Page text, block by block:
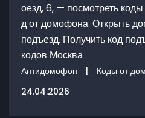
оезд, 6, — посмотреть
д от домофона. Открыть
подъезд. Получить код
кодов Москва
Антидомофон | Коды от
24.04.2026